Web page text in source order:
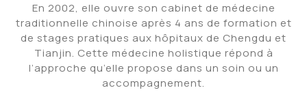
En 2002, elle ouvre son cabinet de médecine
traditionnelle chinoise après 4 ans de formation et
de stages pratiques aux hôpitaux de Chengdu et
Tianjin. Cette médecine holistique répond à
l’approche qu’elle propose dans un soin ou un
accompagnement.